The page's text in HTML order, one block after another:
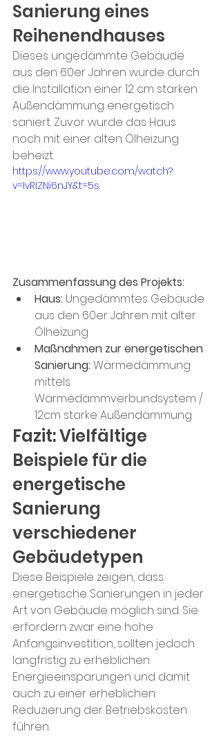
Sanierung eines
Reihenendhauses
Dieses ungedämmte Gebäude
aus den 60er Jahren wurde durch
die Installation einer 12 cm starken
Außendämmung energetisch
saniert. Zuvor wurde das Haus
noch mit einer alten Ölheizung
beheizt.
https://www.youtube.com/watch?
v=IvRIZNi6nJY&t=5s
Zusammenfassung des Projekts:
Haus: Ungedämmtes Gebäude
aus den 60er Jahren mit alter
Ölheizung
Maßnahmen zur energetischen
Sanierung: Wärmedämmung
mittels
Wärmedämmverbundsystem /
12cm starke Außendämmung
Fazit: Vielfältige
Beispiele für die
energetische
Sanierung
verschiedener
Gebäudetypen
Diese Beispiele zeigen, dass
energetische Sanierungen in jeder
Art von Gebäude möglich sind. Sie
erfordern zwar eine hohe
Anfangsinvestition, sollten jedoch
langfristig zu erheblichen
Energieeinsparungen und damit
auch zu einer erheblichen
Reduzierung der Betriebskosten
führen.